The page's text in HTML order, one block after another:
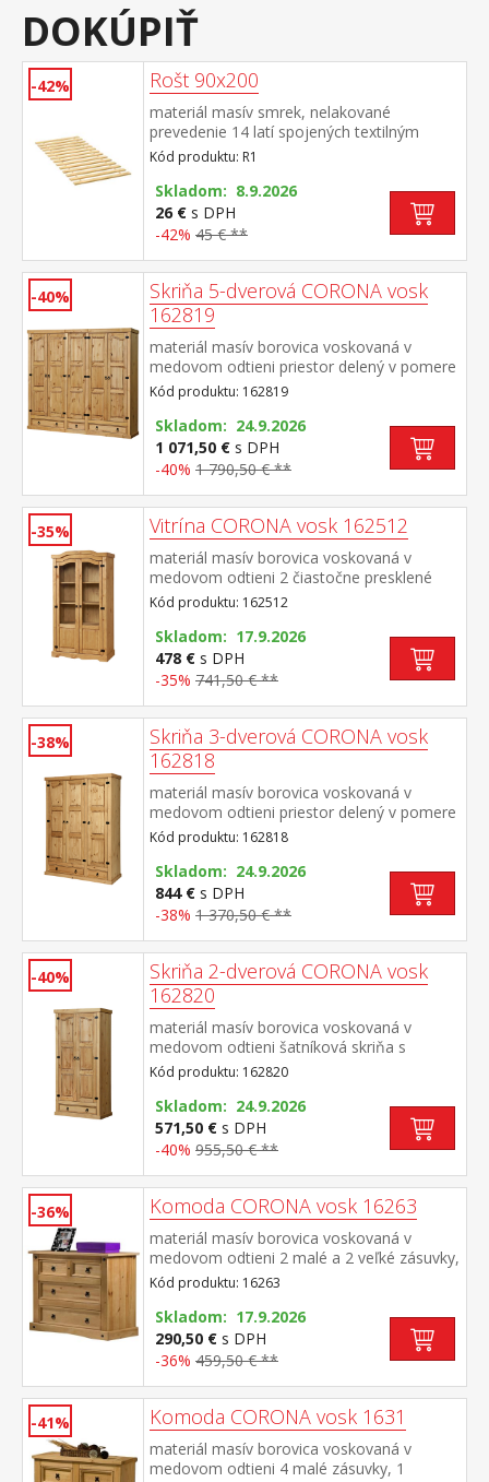
DOKÚPIŤ
-42% Rošt 90x200
materiál masív smrek, nelakované
prevedenie 14 latí spojených textilným
tkalúnom
Kód produktu: R1
Skladom: 8.9.2026
26 € s DPH
-42% 45 € **
-40%
Skriňa 5-dverová CORONA vosk
162819
materiál masív borovica voskovaná v
medovom odtieni priestor delený v pomere
2:1:2 v oboch širších častiach šatníková tyč
a polica na klobúky, stredná užšia časť 3
variabilné police v spodnej časti 2 veľké a 1
malá zásuvka, kovové ozdobné
úchytky odporúčaný nadstavec CORONA
16953 súčasť zostavy Corona
Kód produktu: 162819
Skladom: 24.9.2026
1 071,50 € s DPH
-40% 1 790,50 € **
-35% Vitrína CORONA vosk 162512
materiál masív borovica voskovaná v
medovom odtieni 2 čiastočne presklené
dvierka, kovové ozdobné úchytky súčasť
zostavy Corona
Kód produktu: 162512
Skladom: 17.9.2026
478 € s DPH
-35% 741,50 € **
-38%
Skriňa 3-dverová CORONA vosk
162818
materiál masív borovica voskovaná v
medovom odtieni priestor delený v pomere
2:1 širšia časť šatníková tyč a polica, užšia
časť 3 police v spodnej časti 1 veľká a 1
malá zásuvka, kovové ozdobné
úchytky odporúčaný nadstavec CORONA
16952 súčasť zostavy Corona
Kód produktu: 162818
Skladom: 24.9.2026
844 € s DPH
-38% 1 370,50 € **
-40%
Skriňa 2-dverová CORONA vosk
162820
materiál masív borovica voskovaná v
medovom odtieni šatníková skriňa s
šatníkovou tyčou a policou na klobúky v
spodnej časti veľká zásuvka, kovové
ozdobné úchytky odporúčaný nadstavec
CORONA 16951 súčasť zostavy Corona
Kód produktu: 162820
Skladom: 24.9.2026
571,50 € s DPH
-40% 955,50 € **
-36% Komoda CORONA vosk 16263
materiál masív borovica voskovaná v
medovom odtieni 2 malé a 2 veľké zásuvky,
kovové ozdobné úchytky vhodný doplnok je
nadstavec CORONA 16463 súčasť zostavy
Corona
Kód produktu: 16263
Skladom: 17.9.2026
290,50 € s DPH
-36% 459,50 € **
-41% Komoda CORONA vosk 1631
materiál masív borovica voskovaná v
medovom odtieni 4 malé zásuvky, 1